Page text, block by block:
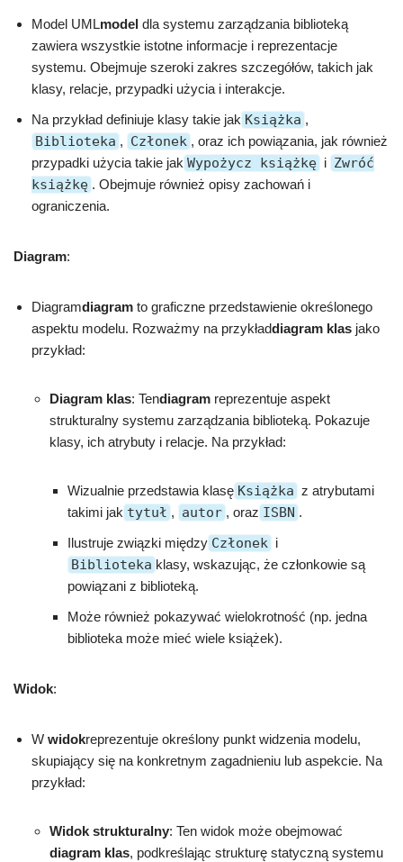
Model UMLmodel dla systemu zarządzania biblioteką
zawiera wszystkie istotne informacje i reprezentacje
systemu. Obejmuje szeroki zakres szczegółów, takich jak
klasy, relacje, przypadki użycia i interakcje.
Na przykład definiuje klasy takie jak Książka ,
Biblioteka , Członek , oraz ich powiązania, jak również
przypadki użycia takie jak Wypożycz książkę i Zwróć
książkę . Obejmuje również opisy zachowań i
ograniczenia.
Diagram:
Diagramdiagram to graficzne przedstawienie określonego
aspektu modelu. Rozważmy na przykładdiagram klas jako
przykład:
Diagram klas: Tendiagram reprezentuje aspekt
strukturalny systemu zarządzania biblioteką. Pokazuje
klasy, ich atrybuty i relacje. Na przykład:
Wizualnie przedstawia klasę Książka z atrybutami
takimi jak tytuł , autor , oraz ISBN .
Ilustruje związki między Członek i
Biblioteka klasy, wskazując, że członkowie są
powiązani z biblioteką.
Może również pokazywać wielokrotność (np. jedna
biblioteka może mieć wiele książek).
Widok:
W widokreprezentuje określony punkt widzenia modelu,
skupiający się na konkretnym zagadnieniu lub aspekcie. Na
przykład:
Widok strukturalny: Ten widok może obejmować
diagram klas, podkreślając strukturę statyczną systemu